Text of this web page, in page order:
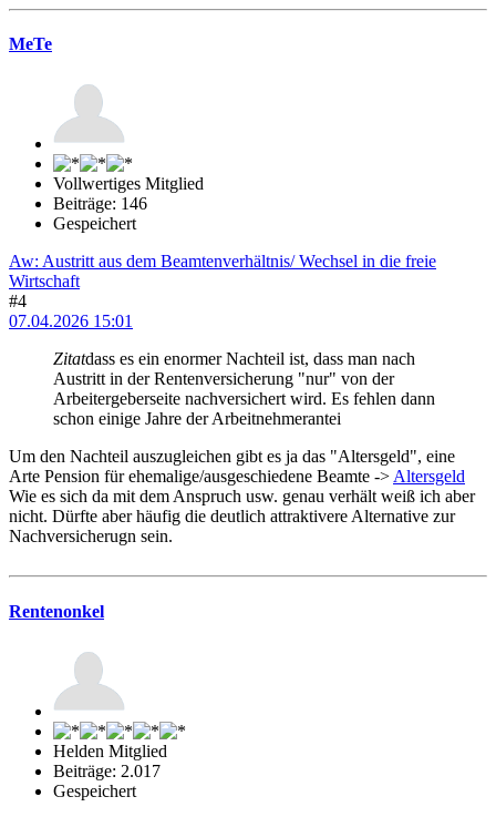
MeTe
Vollwertiges Mitglied
Beiträge: 146
Gespeichert
Aw: Austritt aus dem Beamtenverhältnis/ Wechsel in die freie
Wirtschaft
#4
07.04.2026 15:01
Zitatdass es ein enormer Nachteil ist, dass man nach
Austritt in der Rentenversicherung "nur" von der
Arbeitergeberseite nachversichert wird. Es fehlen dann
schon einige Jahre der Arbeitnehmerantei
Um den Nachteil auszugleichen gibt es ja das "Altersgeld", eine
Arte Pension für ehemalige/ausgeschiedene Beamte -> Altersgeld
Wie es sich da mit dem Anspruch usw. genau verhält weiß ich aber
nicht. Dürfte aber häufig die deutlich attraktivere Alternative zur
Nachversicherugn sein.
Rentenonkel
Helden Mitglied
Beiträge: 2.017
Gespeichert